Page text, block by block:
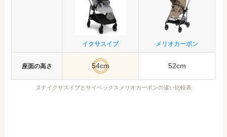
イクサスイブ メリオカーボン
座面の高さ 54cm 52cm
ヌナイクサスイブとサイベックスメリオカーボンの違い比較表